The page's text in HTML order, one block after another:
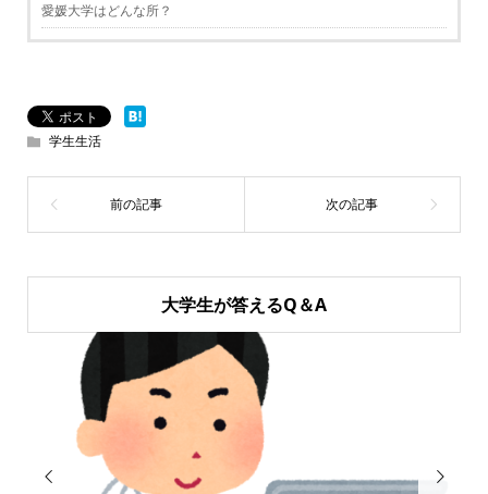
愛媛大学はどんな所？
学生生活
大学生が答えるQ＆A
 